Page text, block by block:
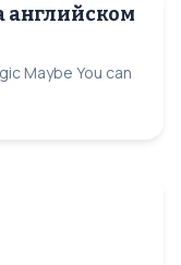
английском
Maybe You can